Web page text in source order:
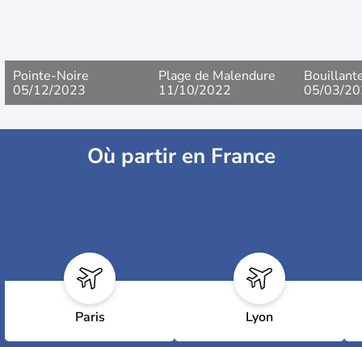
Pointe-Noire
05/12/2023
Plage de Malendure
11/10/2022
05/03/
Où partir en France
Paris Lyon